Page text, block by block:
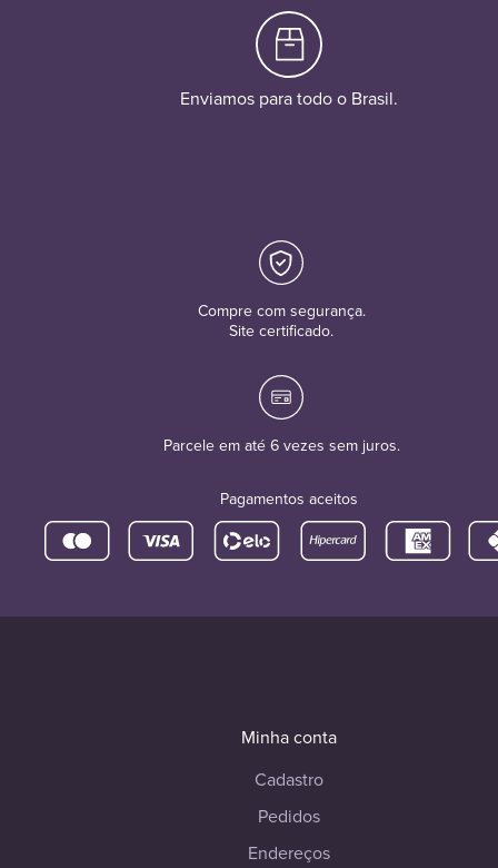
Enviamos para todo o Brasil.
Compre com segurança.
Site certificado.
Parcele em até 6 vezes sem juros.
Pagamentos aceitos
Minha conta
Cadastro
Pedidos
Endereços